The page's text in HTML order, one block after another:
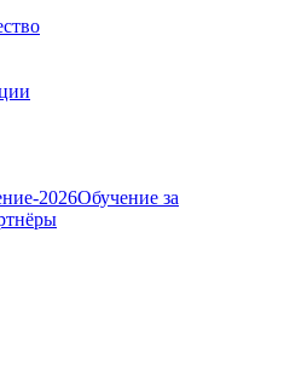
2026Обучение за